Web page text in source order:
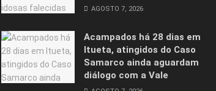
AGOSTO 7, 2026
Acampados há 28 dias em
Itueta, atingidos do Caso
Samarco ainda aguardam
diálogo com a Vale